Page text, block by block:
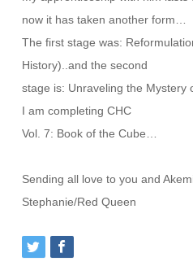
now it has taken another form…
The first stage was:
History)..and the second
stage is: Unraveling the
I am completing CHC
Vol. 7: Book of the Cube…
Sending all love to you and
Stephanie/Red Queen